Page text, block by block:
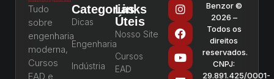
Tudo
sobre
engenharia
moderna,
Cursos
EAD e
Categorias
Dicas
Engenharia
Indústria
Links
Úteis
Nosso Site
Cursos
EAD
Benzor ©
2026 –
Todos os
direitos
reservados.
CNPJ:
29.891.425/0001-